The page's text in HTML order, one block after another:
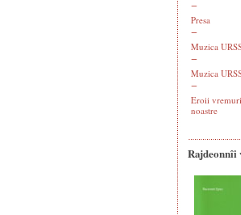
Presa
Muzica
Muzica
Eroii
noastre
Rajdeonnîi